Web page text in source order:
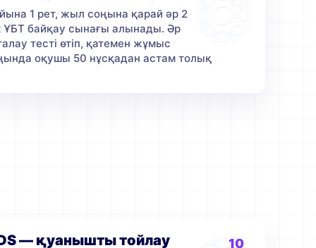
1 рет, жыл соңына қарай әр 2
ҰБТ байқау сынағы алынады. Әр
тесті өтіп, қатемен жұмыс
оқушы 50 нұсқадан астам толық
10
— қуанышты тойлау